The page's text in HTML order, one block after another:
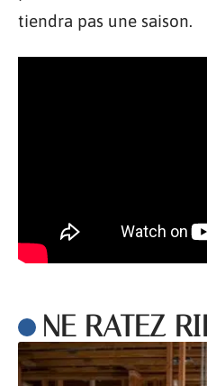
tiendra pas une saison.
NE RATEZ